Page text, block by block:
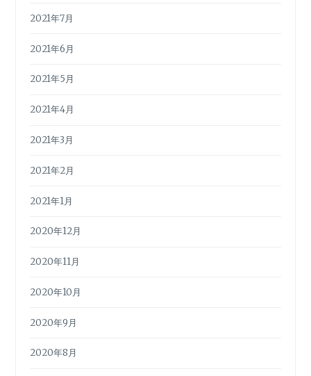
2021年7月
2021年6月
2021年5月
2021年4月
2021年3月
2021年2月
2021年1月
2020年12月
2020年11月
2020年10月
2020年9月
2020年8月